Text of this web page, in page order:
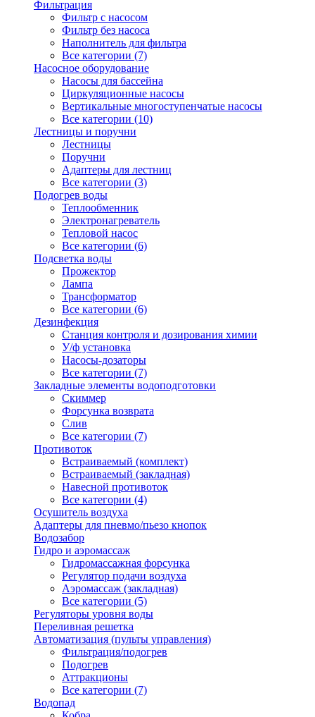
Фильтрация
Фильтр с насосом
Фильтр без насоса
Наполнитель для фильтра
Все категории (7)
Насосное оборудование
Насосы для бассейна
Циркуляционные насосы
Вертикальные многоступенчатые насосы
Все категории (10)
Лестницы и поручни
Лестницы
Поручни
Адаптеры для лестниц
Все категории (3)
Подогрев воды
Теплообменник
Электронагреватель
Тепловой насос
Все категории (6)
Подсветка воды
Прожектор
Лампа
Трансформатор
Все категории (6)
Дезинфекция
Станция контроля и дозирования химии
У/ф установка
Насосы-дозаторы
Все категории (7)
Закладные элементы водоподготовки
Скиммер
Форсунка возврата
Слив
Все категории (7)
Противоток
Встраиваемый (комплект)
Встраиваемый (закладная)
Навесной противоток
Все категории (4)
Осушитель воздуха
Адаптеры для пневмо/пьезо кнопок
Водозабор
Гидро и аэромассаж
Гидромассажная форсунка
Регулятор подачи воздуха
Аэромассаж (закладная)
Все категории (5)
Регуляторы уровня воды
Переливная решетка
Автоматизация (пульты управления)
Фильтрация/подогрев
Подогрев
Аттракционы
Все категории (7)
Водопад